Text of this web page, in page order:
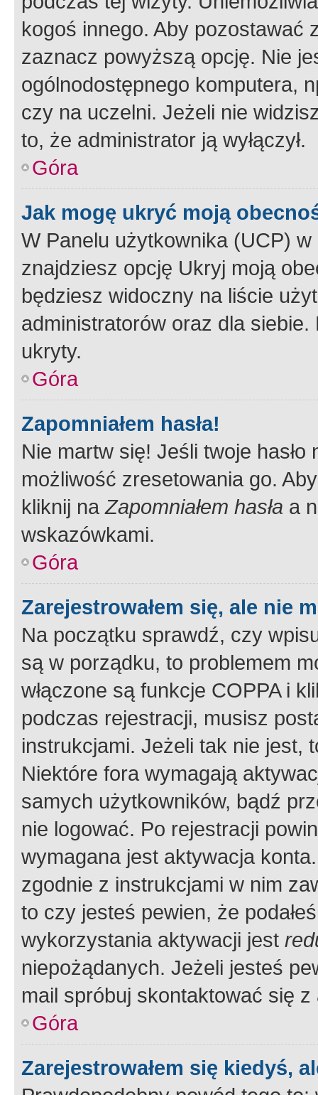
kogoś innego. Aby pozostawać
zaznacz powyższą opcję. Nie
ogólnodostępnego komputera,
czy na uczelni. Jeżeli nie
to, że administrator ją wyłączył.
Góra
Jak mogę ukryć moją
W Panelu użytkownika (UCP) w
znajdziesz opcję Ukryj moją
będziesz widoczny na liście
administratorów oraz dla
ukryty.
Góra
Zapomniałem hasła!
Nie martw się! Jeśli twoje
możliwość zresetowania go.
kliknij naZapomniałem hasła a
wskazówkami.
Góra
Zarejestrowałem się, ale nie
Na początku sprawdź, czy
są w porządku, to problemem
włączone są funkcje COPPA i
podczas rejestracji, musisz
instrukcjami. Jeżeli tak nie jest,
Niektóre fora wymagają
samych użytkowników, bądź
nie logować. Po rejestracji
wymagana jest aktywacja
zgodnie z instrukcjami w nim
to czy jesteś pewien, że
wykorzystania aktywacji jest
niepożądanych. Jeżeli jesteś
mail spróbuj skontaktować się
Góra
Zarejestrowałem się kiedyś,